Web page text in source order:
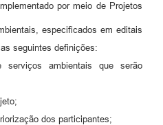
por meio de Projetos
especificados em editais
seguintes definições:
ambientais que serão
dos participantes;